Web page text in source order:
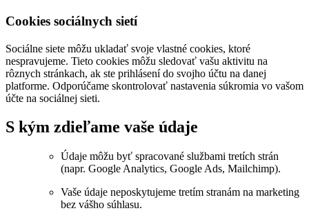
Cookies sociálnych sietí
Sociálne siete môžu ukladať svoje vlastné cookies, ktoré
nespravujeme. Tieto cookies môžu sledovať vašu aktivitu na
rôznych stránkach, ak ste prihlásení do svojho účtu na danej
platforme. Odporúčame skontrolovať nastavenia súkromia vo vašom
účte na sociálnej sieti.
S kým zdieľame vaše údaje
Údaje môžu byť spracované službami tretích strán
(napr. Google Analytics, Google Ads, Mailchimp).
Vaše údaje neposkytujeme tretím stranám na marketing
bez vášho súhlasu.